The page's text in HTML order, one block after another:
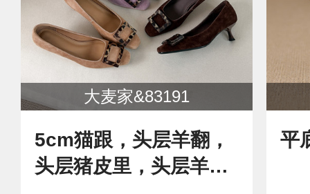
大麦家&83191
5cm猫跟，头层羊翻，
头层猪皮里，头层羊皮